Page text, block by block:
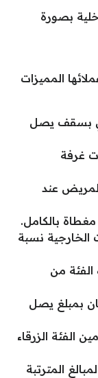
بصورة
المميزات
بسقف يصل
غرفة
عند
مغطاة بالكامل.
الخارجية نسبة
الفئة من
بمبلغ يصل
الفئة الزرقاء
المترتبة